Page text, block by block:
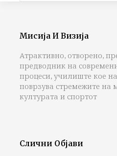
Мисија И Визија
Атрактивно, отворено,
предводник на
процеси, училиште кое
поврзува стремежите на
културата и спортот
Слични Објави